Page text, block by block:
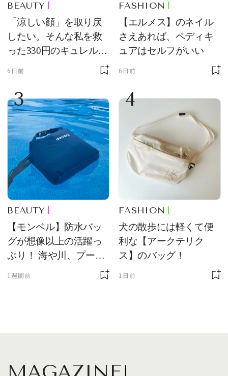
BEAUTY
「涼しい顔」を取り戻
したい。そんな私を救
った330円のキュレル名
6日前
FASHION
【エルメス】のネイル
さえあれば、ペディキ
ュアはセルフがいい
6日前
3
BEAUTY
【モンベル】防水バッ
グが想像以上の活躍っ
ぷり！ 海や川、プール
1週間前
4
FASHION
犬の散歩には軽くて便
利な【アークテリク
ス】のバッグ！
1日前